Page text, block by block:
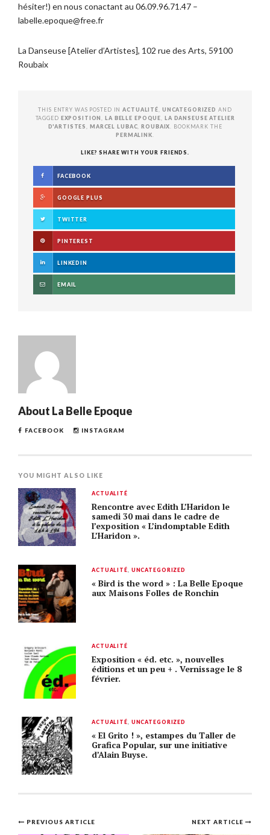
hésiter!) en nous conactant au 06.09.96.71.47 –
labelle.epoque@free.fr
La Danseuse [Atelier d’Artistes], 102 rue des Arts, 59100
Roubaix
THIS ENTRY WAS POSTED INACTUALITÉ UNCATEGORIZED AND
TAGGED EXPOSITION ,LA BELLE EPOQUE
LA DANSEUSE ATELIER
D'ARTISTES
MARCEL LUBAC ,ROUBAIX
. BOOKMARK THE
PERMALINK
LIKE? SHARE WITH YOUR FRIENDS.
FACEBOOK
GOOGLE PLUS
TWITTER
PINTEREST
LINKEDIN
EMAIL
About La Belle Epoque
FACEBOOK INSTAGRAM
YOU MIGHT ALSO LIKE
ACTUALITÉ
Rencontre avec Edith L’Haridon le
samedi 30 mai dans le cadre de
l’exposition « L’indomptable Edith
L’Haridon ».
ACTUALITÉ UNCATEGORIZED
« Bird is the word » : La Belle Epoque
aux Maisons Folles de Ronchin
ACTUALITÉ
Exposition « éd. etc. », nouvelles
éditions et un peu + . Vernissage le 8
février.
ACTUALITÉ UNCATEGORIZED
« El Grito ! », estampes du Taller de
Grafica Popular, sur une initiative
d’Alain Buyse.
Post
NEXT ARTICLE
PREVIOUS ARTICLE